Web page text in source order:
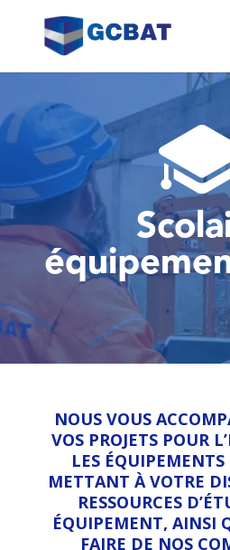
NOUS VOUS
VOS PROJETS POUR
LES
METTANT À VOTRE
RESSOURCES
ÉQUIPEMENT, AINSI
FAIRE DE NOS